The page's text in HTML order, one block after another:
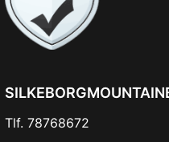
Tlf. 78768672